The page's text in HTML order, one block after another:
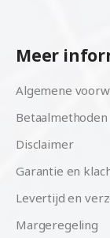
Meer
Algemene
Betaalmethoden
Disclaimer
Garantie en
Levertijd en
Margeregeling